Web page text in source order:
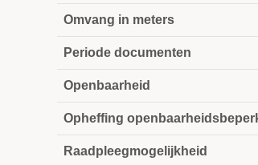
Omvang in meters
Periode documenten
Openbaarheid
Opheffing
Raadpleegmogelijkheid